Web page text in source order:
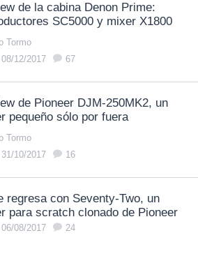
de la cabina Denon Prime:
SC5000 y mixer X1800
Tormo
12/2017
67
de Pioneer DJM-250MK2, un
pequeño sólo por fuera
Tormo
10/2017
16
regresa con Seventy-Two, un
para scratch clonado de Pioneer
08/2017 24